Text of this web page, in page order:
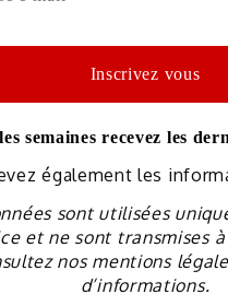
semaines recevez les
également les
sont utilisées
et ne sont transmises
nos mentions
d’informations.